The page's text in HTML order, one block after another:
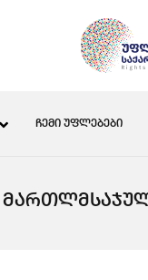
ᲩᲔᲛᲘ ᲣᲤᲚᲔᲑᲔᲑᲘ